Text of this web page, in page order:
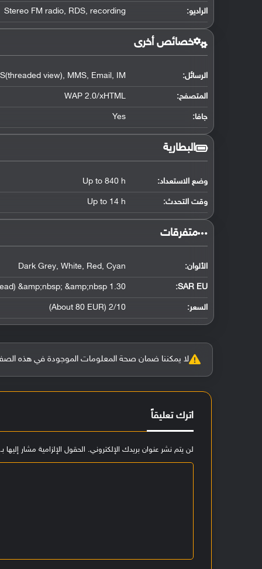
الراديو: Stereo FM radio, RDS, recording
خصائص أخرى
الرسائل: view), MMS, Email, IM
المتصفح: WAP 2.0/xHTML
جافا: Yes
البطارية
وضع الاستعداد: Up to 840 h
وقت التحدث: Up to 14 h
‏متفرقات‏
الألوان: Dark Grey, White, Red, Cyan
SAR EU:
1.30 W/kg (head) &amp;nbsp; &amp;nbsp;
السعر: 2/10 (About 80 EUR)
لا يمكننا ضمان صحة المعلومات الموجودة في هذه الصفحة بنسبة 100%، وفي
اترك تعليقاً
لن يتم نشر عنوان بريدك الإلكتروني. الحقول الإلزامية مشار إليها